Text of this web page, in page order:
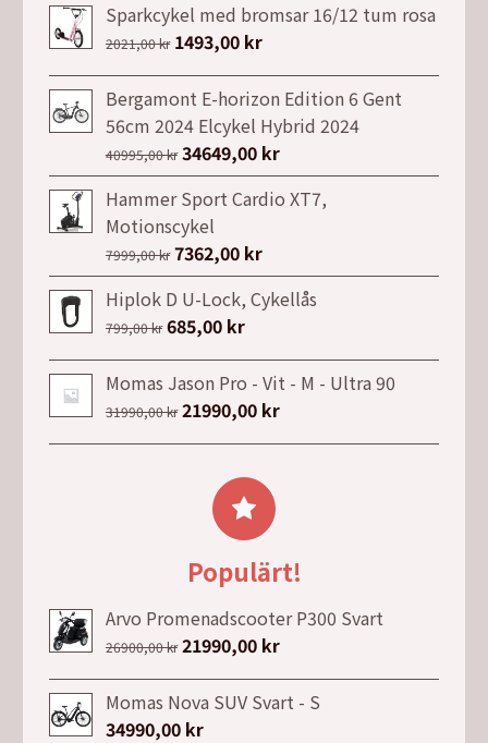
Sparkcykel med bromsar 16/12 tum rosa
2021,00kr Det
ursprungliga
priset
var:
2021,00 kr.
1493,00 krDet
nuvarande
priset
är:
1493,00 kr.
Bergamont E-horizon Edition 6 Gent
56cm 2024 Elcykel Hybrid 2024
40995,00kr Det
ursprungliga
priset
var:
40995,00 kr.
34649,00 krDet
nuvarande
priset
Hammer Sport Cardio XT7,
Motionscykel
7999,00kr Det
ursprungliga
priset
var:
7999,00 kr.
7362,00 krDet
nuvarande
priset
7362,00 kr.
Hiplok D U-Lock, Cykellås
799,00kr Det
ursprungliga
priset
var:
685,00 krDet
nuvarande
priset
är:
Momas Jason Pro - Vit - M - Ultra 90
31990,00kr Det
ursprungliga
31990,00 kr.
21990,00 krDet
nuvarande
Populärt!
Arvo Promenadscooter P300 Svart
26900,00kr Det
priset
var:
21990,00 krDet
priset
Momas Nova SUV Svart - S
34990,00 kr